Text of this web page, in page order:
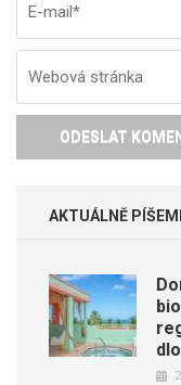
AKTUÁLNĚ